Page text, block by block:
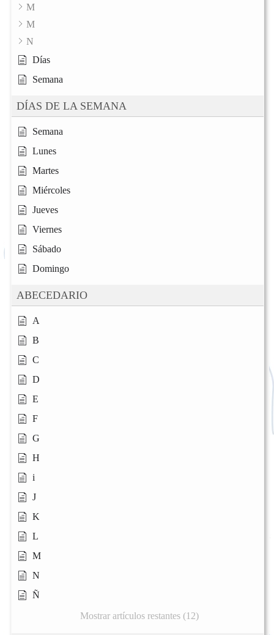
M
M
N
Días
Semana
DÍAS DE LA SEMANA
Semana
Lunes
Martes
Miércoles
Jueves
Viernes
Sábado
Domingo
ABECEDARIO
A
B
C
D
E
F
G
H
i
J
K
L
M
N
Ñ
Mostrar artículos restantes (12)